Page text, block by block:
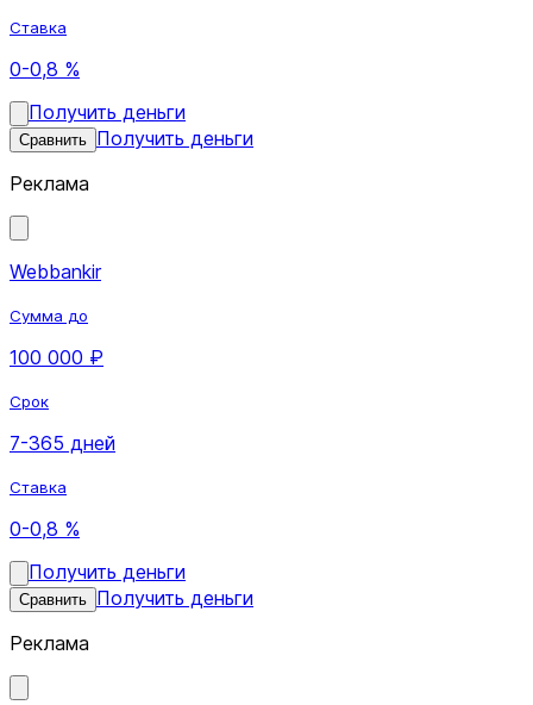
Ставка
0-0,8 %
Получить деньги
Сравнить Получить деньги
Реклама
Webbankir
Сумма до
100 000 ₽
Срок
7-365 дней
Ставка
0-0,8 %
Получить деньги
Сравнить Получить деньги
Реклама